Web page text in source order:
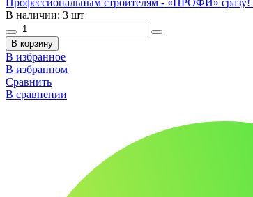
В наличии: 3 шт
В корзину
В избранное
В избранном
Сравнить
В сравнении